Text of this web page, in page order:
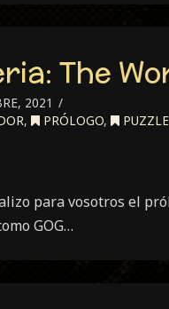
The
2021
, PRÓLOGO, PUZZLE
para vosotros el
GOG…